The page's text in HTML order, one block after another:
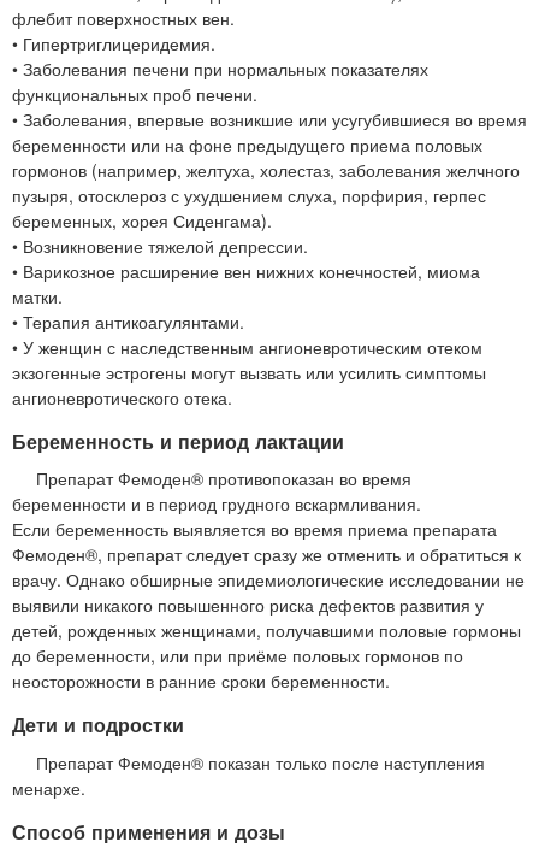
флебит поверхностных вен.
• Гипертриглицеридемия.
• Заболевания печени при нормальных показателях
функциональных проб печени.
• Заболевания, впервые возникшие или усугубившиеся во время
беременности или на фоне предыдущего приема половых
гормонов (например, желтуха, холестаз, заболевания желчного
пузыря, отосклероз с ухудшением слуха, порфирия, герпес
беременных, хорея Сиденгама).
• Возникновение тяжелой депрессии.
• Варикозное расширение вен нижних конечностей, миома
матки.
• Терапия антикоагулянтами.
• У женщин с наследственным ангионевротическим отеком
экзогенные эстрогены могут вызвать или усилить симптомы
ангионевротического отека.
Беременность и период лактации
Препарат Фемоден® противопоказан во время
беременности и в период грудного вскармливания.
Если беременность выявляется во время приема препарата
Фемоден®, препарат следует сразу же отменить и обратиться к
врачу. Однако обширные эпидемиологические исследовании не
выявили никакого повышенного риска дефектов развития у
детей, рожденных женщинами, получавшими половые гормоны
до беременности, или при приёме половых гормонов по
неосторожности в ранние сроки беременности.
Дети и подростки
Препарат Фемоден® показан только после наступления
менархе.
Способ применения и дозы